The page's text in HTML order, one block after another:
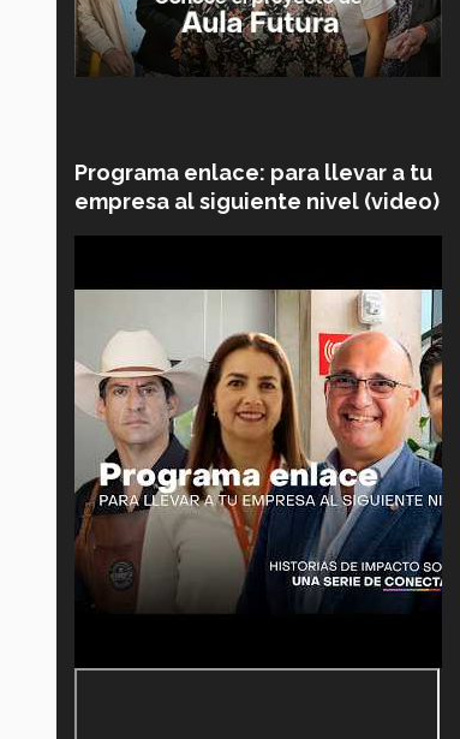
Programa enlace: para llevar a tu
empresa al siguiente nivel (video)